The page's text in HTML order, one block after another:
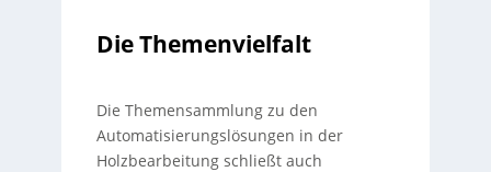
Die Themenvielfalt
Die Themensammlung zu den
Automatisierungslösungen in der
Holzbearbeitung schließt auch